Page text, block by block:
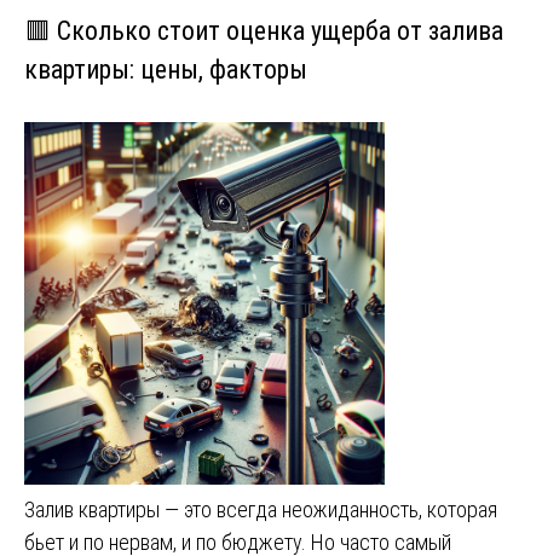
🟥 Сколько стоит оценка ущерба от залива
квартиры: цены, факторы
Залив квартиры — это всегда неожиданность, которая
бьет и по нервам, и по бюджету. Но часто самый